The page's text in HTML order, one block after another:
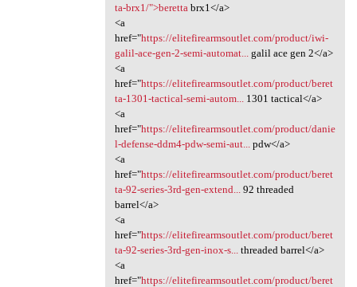
ta-brx1/">beretta brx1</a>
<a
href="https://elitefirearmsoutlet.com/product/iwi-
galil-ace-gen-2-semi-automat...
galil ace gen 2</a>
<a
href="https://elitefirearmsoutlet.com/product/beret
ta-1301-tactical-semi-autom...
1301 tactical</a>
<a
href="https://elitefirearmsoutlet.com/product/danie
l-defense-ddm4-pdw-semi-aut...
pdw</a>
<a
href="https://elitefirearmsoutlet.com/product/beret
ta-92-series-3rd-gen-extend...
92 threaded
barrel</a>
<a
href="https://elitefirearmsoutlet.com/product/beret
ta-92-series-3rd-gen-inox-s...
threaded barrel</a>
<a
href="https://elitefirearmsoutlet.com/product/beret